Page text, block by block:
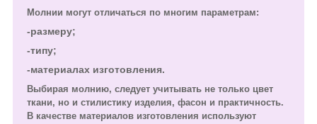
Молнии могут отличаться по многим параметрам:
-размеру;
-типу;
-материалах изготовления.
Выбирая молнию, следует учитывать не только цвет
ткани, но и стилистику изделия, фасон и практичность.
В качестве материалов изготовления используют